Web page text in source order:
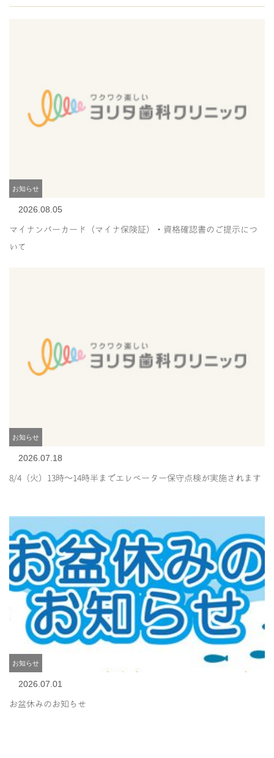
お知らせ
2026.08.05
マイナンバーカード（マイナ保険証）・資格確認書のご提示につ
いて
お知らせ
2026.07.18
8/4（火）13時～14時半までエレベーター保守点検が実施されます
お知らせ
2026.07.01
お盆休みのお知らせ